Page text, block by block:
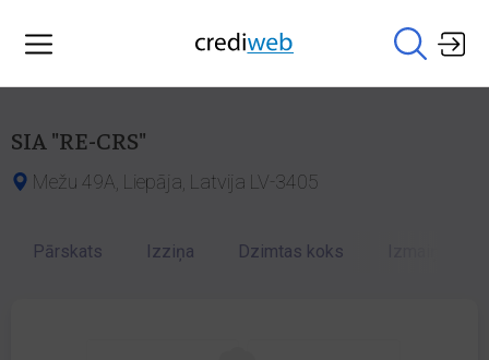
SIA "RE-CRS"
Mežu 49A, Liepāja, Latvija LV-3405
Pārskats Izziņa Dzimtas koks